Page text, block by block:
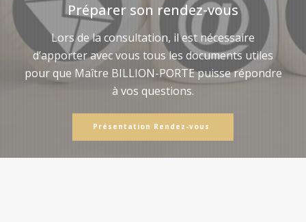
Préparer son rendez-vous
Lors de la consultation, il est nécessaire
d’apporter avec vous tous les documents utiles
pour que Maître BILLION-PORTE puisse répondre
à vos questions.
Présentation Rendez-vous